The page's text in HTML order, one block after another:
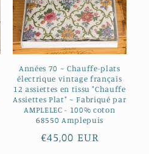
Années 70 ~ Chauffe-plats
électrique vintage français
12 assiettes en tissu "Chauffe
Assiettes Plat" ~ Fabriqué par
AMPLELEC - 100% coton
68550 Amplepuis
Prix
€45,00 EUR